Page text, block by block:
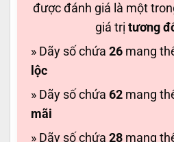
được đánh giá là một
giá trị tương
» Dãy số chứa 26 mang
lộc
» Dãy số chứa 62 mang
mãi
» Dãy số chứa 28 mang